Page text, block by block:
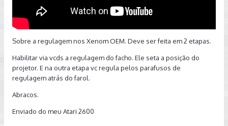
Sobre a regulagem nos Xenom OEM. Deve ser feita em 2 etapas.
Habilitar via vcds a regulagem do facho. Ele seta a posição do
projetor. E na outra etapa vc regula pelos parafusos de
regulagem atrás do farol.
Abracos.
Enviado do meu Atari 2600